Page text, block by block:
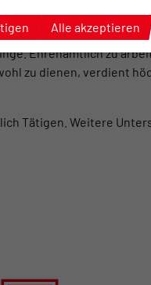
Alle akzeptieren
Suche nach
Ehrenamtliche
Ehrenamtlich zu
zu dienen, verdient
Tätigen. Weitere